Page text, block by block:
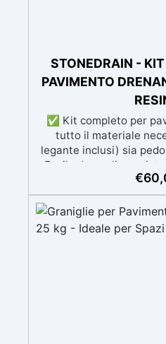
STONEDRAIN -
PAVIMENTO
✅ Kit completo per
tutto il materiale
legante inclusi) sia
Facile da applicare:
risultati
esperienza, con
gratuita ✅ Economico
superfici con una
costosi lavori di
€